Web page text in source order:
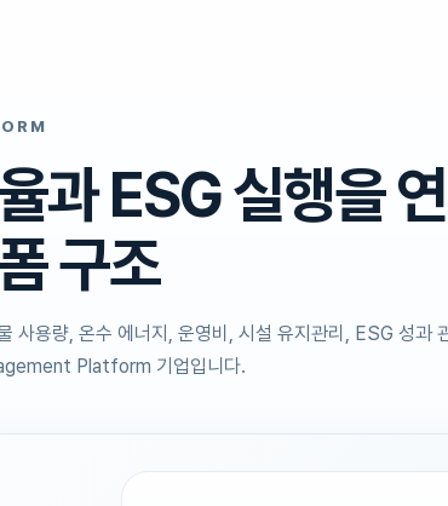
과 ESG 실행을
구조
사용량, 온수 에너지, 운영비, 시설 유지관리, ESG 성과
Platform 기업입니다.